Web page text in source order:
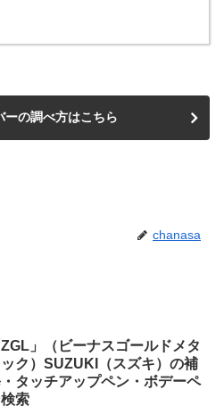
ーの調べ方はこちら
chanasa
ZGL」（ビーナスゴールドメタ
ック）SUZUKI（スズキ）の補
タッチアップペン・ボデーペ
索